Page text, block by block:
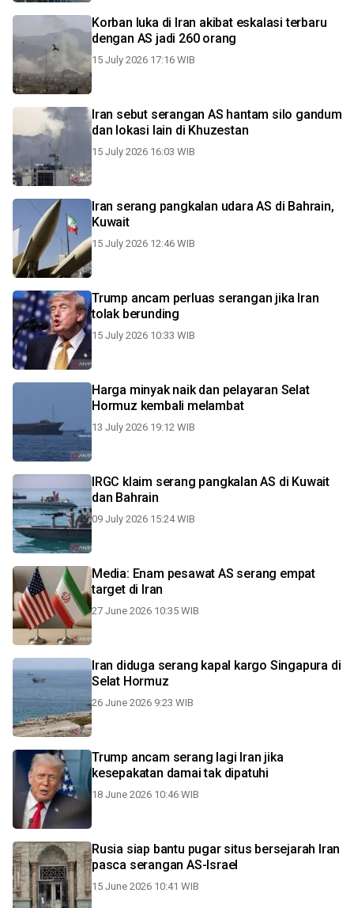
Korban luka di Iran akibat eskalasi terbaru
dengan AS jadi 260 orang
15 July 2026 17:16 WIB
Iran sebut serangan AS hantam silo gandum
dan lokasi lain di Khuzestan
15 July 2026 16:03 WIB
Iran serang pangkalan udara AS di Bahrain,
Kuwait
15 July 2026 12:46 WIB
Trump ancam perluas serangan jika Iran
tolak berunding
15 July 2026 10:33 WIB
Harga minyak naik dan pelayaran Selat
Hormuz kembali melambat
13 July 2026 19:12 WIB
IRGC klaim serang pangkalan AS di Kuwait
dan Bahrain
09 July 2026 15:24 WIB
Media: Enam pesawat AS serang empat
target di Iran
27 June 2026 10:35 WIB
Iran diduga serang kapal kargo Singapura di
Selat Hormuz
26 June 2026 9:23 WIB
Trump ancam serang lagi Iran jika
kesepakatan damai tak dipatuhi
18 June 2026 10:46 WIB
Rusia siap bantu pugar situs bersejarah Iran
pasca serangan AS-Israel
15 June 2026 10:41 WIB